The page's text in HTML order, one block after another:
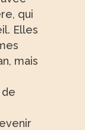
qui
Elles
mais
de